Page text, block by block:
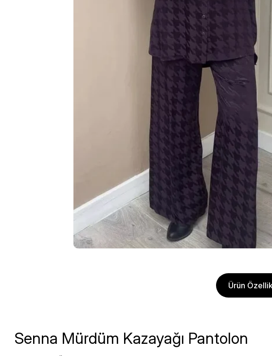
Ürün
Senna Mürdüm Kazayağı Pantolon